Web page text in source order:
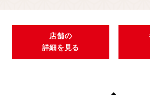
店舗の
詳細を見る